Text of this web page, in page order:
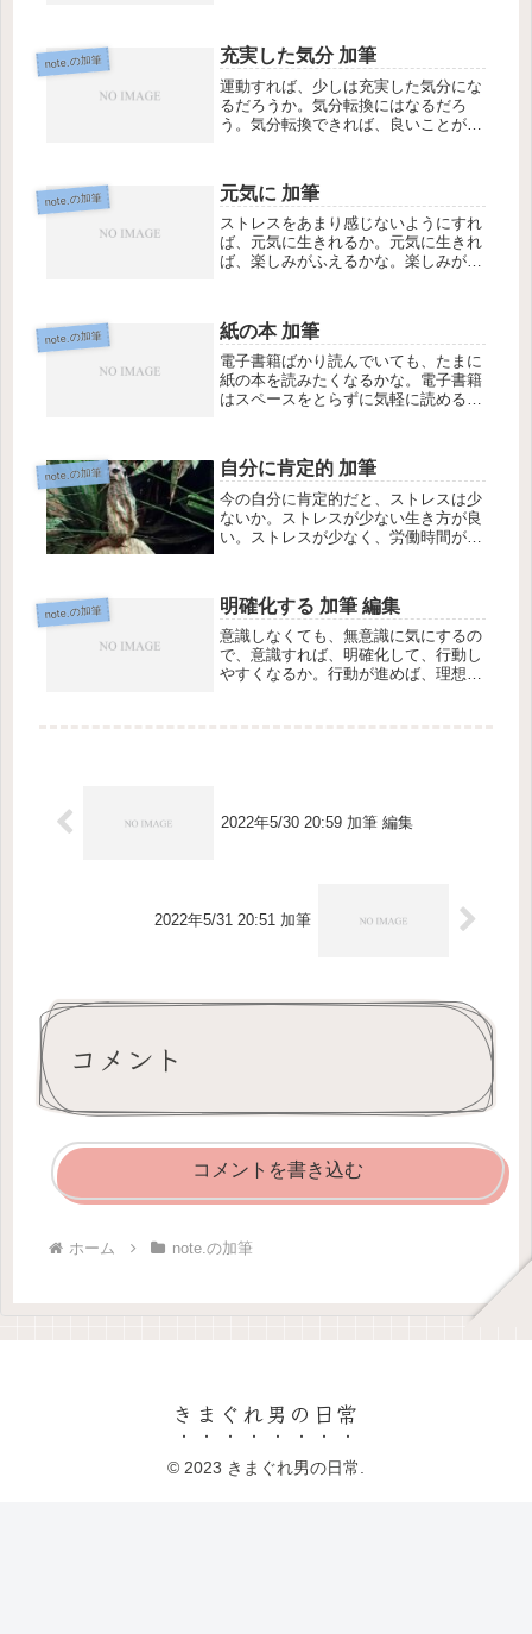
note.の加筆 充実した気分 加筆
運動すれば、少しは充実した気分にな
るだろうか。気分転換にはなるだろ
う。気分転換できれば、良いことが起
note.の加筆 元気に 加筆
ストレスをあまり感じないようにすれ
ば、元気に生きれるか。元気に生きれ
ば、楽しみがふえるかな。楽しみがふ
note.の加筆 紙の本 加筆
電子書籍ばかり読んでいても、たまに
紙の本を読みたくなるかな。電子書籍
はスペースをとらずに気軽に読めるの
note.の加筆 自分に肯定的 加筆
今の自分に肯定的だと、ストレスは少
ないか。ストレスが少ない生き方が良
い。ストレスが少なく、労働時間が少
note.の加筆 明確化する 加筆 編集
意識しなくても、無意識に気にするの
で、意識すれば、明確化して、行動し
やすくなるか。行動が進めば、理想が
2022年5/30 20:59 加筆 編集
2022年5/31 20:51 加筆
コメント
コメントを書き込む
ホーム note.の加筆
きまぐれ男の日常
© 2023 きまぐれ男の日常.